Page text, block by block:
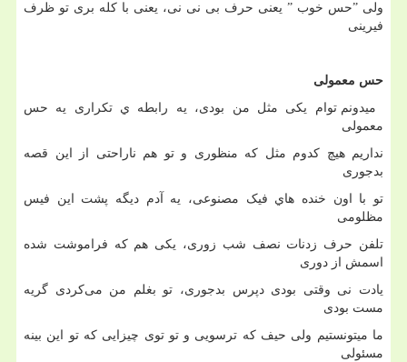
ولی ”حس خوب ” یعنی حرف بی نی نی، یعنی با کله بری تو ظرف
فیرینی
حس معمولی
میدونم توام یکی مثل من بودی، یه رابطه ي تکراری یه حس
معمولی
نداریم هیچ کدوم مثل که منظوری و تو هم ناراحتی از این قصه
بدجوری
تو با اون خنده هاي فیک مصنوعی، یه آدم دیگه پشت این فیس
مظلومی
تلفن حرف زدنات نصف شب زوری، یکی هم که فراموشت شده
اسمش از دوری
یادت نی وقتی بودی دپرس بدجوری، تو بغلم من می‌کردی گریه
مست بودی
ما میتونستیم ولی حیف که ترسویی و تو توی چیزایی که تو این بینه
مسئولی